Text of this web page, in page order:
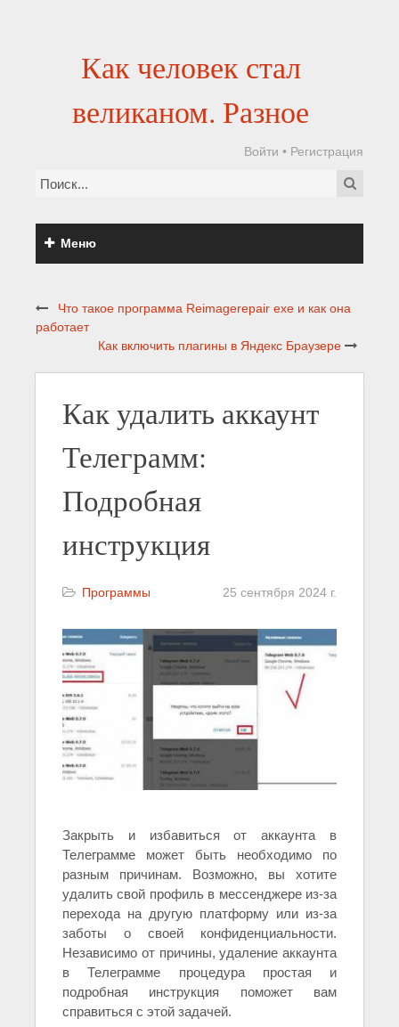
Как человек стал
великаном. Разное
Войти • Регистрация
Меню
Что такое программа Reimagerepair exe и как она
работает
Как включить плагины в Яндекс Браузере
Как удалить аккаунт
Телеграмм:
Подробная
инструкция
Программы 25 сентября 2024 г.
Закрыть и избавиться от аккаунта в
Телеграмме может быть необходимо по
разным причинам. Возможно, вы хотите
удалить свой профиль в мессенджере из-за
перехода на другую платформу или из-за
заботы о своей конфиденциальности.
Независимо от причины, удаление аккаунта
в Телеграмме процедура простая и
подробная инструкция поможет вам
справиться с этой задачей.